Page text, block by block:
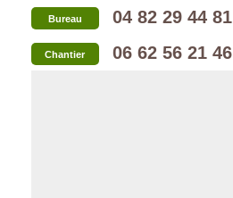
Bureau 04 82 29 44 81
Chantier 06 62 56 21 46